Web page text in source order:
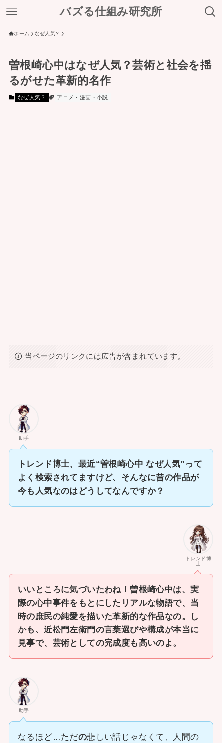
バズる仕組み研究所
ホーム なぜ人気？
曽根崎心中はなぜ人気？芸術と社会を揺
るがせた革新的名作
なぜ人気？ アニメ・漫画・小説
当ページのリンクには広告が含まれています。
助手
トレンド博士、最近“曽根崎心中 なぜ人気”って
よく検索されてますけど、そんなに昔の作品が
今も人気なのはどうしてなんですか？
トレンド博
士
いいところに気づいたわね！曽根崎心中は、実
際の心中事件をもとにしたリアルな物語で、当
時の庶民の純愛を描いた革新的な作品なの。し
かも、近松門左衛門の言葉選びや構成が本当に
見事で、芸術としての完成度も高いのよ。
助手
なるほど…ただの悲しい話じゃなくて、人間の